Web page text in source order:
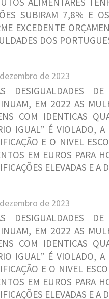
SUBIRAM 7,8% E
EXCEDENTE
DOS
de 2023
DESIGUALDADES
EM 2022 AS
COM IDENTICAS
IGUAL” É VIOLADO,
E O NIVEL
EM EUROS PARA
ELEVADAS E A
de 2023
DESIGUALDADES
EM 2022 AS
COM IDENTICAS
IGUAL” É VIOLADO,
E O NIVEL
EM EUROS PARA
ELEVADAS E A